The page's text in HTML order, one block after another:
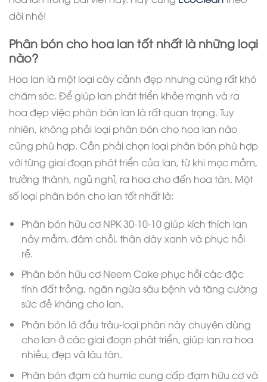
dõi nhé!
Phân bón cho hoa lan tốt nhất là những loại
nào?
Hoa lan là một loại cây cảnh đẹp nhưng cũng rất khó
chăm sóc. Để giúp lan phát triển khỏe mạnh và ra
hoa đẹp việc phân bón lan là rất quan trọng. Tuy
nhiên, không phải loại phân bón cho hoa lan nào
cũng phù hợp. Cần phải chọn loại phân bón phù hợp
với từng giai đoạn phát triển của lan, từ khi mọc mầm,
trưởng thành, ngủ nghỉ, ra hoa cho đến hoa tàn. Một
số loại phân bón cho lan tốt nhất là:
Phân bón hữu cơ NPK 30-10-10 giúp kích thích lan
nảy mầm, đâm chồi, thân dày xanh và phục hồi
rễ.
Phân bón hữu cơ Neem Cake phục hồi các đặc
tính đất trồng, ngăn ngừa sâu bệnh và tăng cường
sức đề kháng cho lan.
Phân bón lá đầu trâu-loại phân này chuyên dùng
cho lan ở các giai đoạn phát triển, giúp lan ra hoa
nhiều, đẹp và lâu tàn.
Phân bón đạm cá humic cung cấp đạm hữu cơ và